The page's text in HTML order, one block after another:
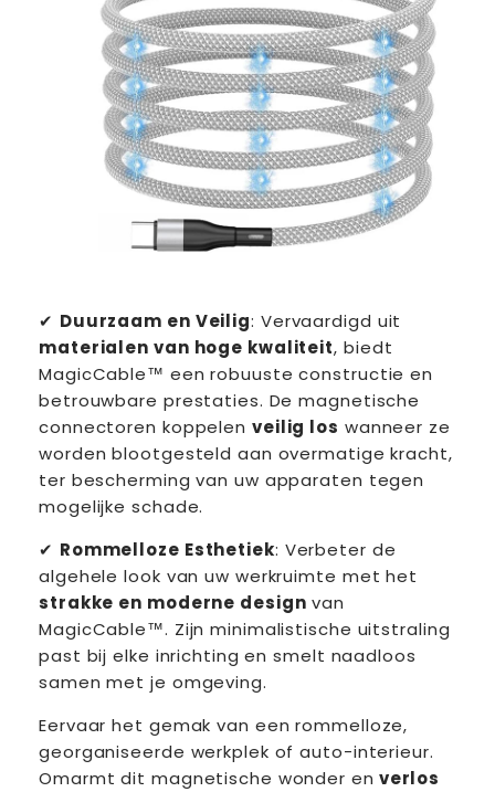
✔ Duurzaam en Veilig: Vervaardigd uit
materialen van hoge kwaliteit, biedt
MagicCable™ een robuuste constructie en
betrouwbare prestaties. De magnetische
connectoren koppelen veilig los wanneer ze
worden blootgesteld aan overmatige kracht,
ter bescherming van uw apparaten tegen
mogelijke schade.
✔ Rommelloze Esthetiek: Verbeter de
algehele look van uw werkruimte met het
strakke en moderne design van
MagicCable™. Zijn minimalistische uitstraling
past bij elke inrichting en smelt naadloos
samen met je omgeving.
Eervaar het gemak van een rommelloze,
georganiseerde werkplek of auto-interieur.
Omarmt dit magnetische wonder en verlos